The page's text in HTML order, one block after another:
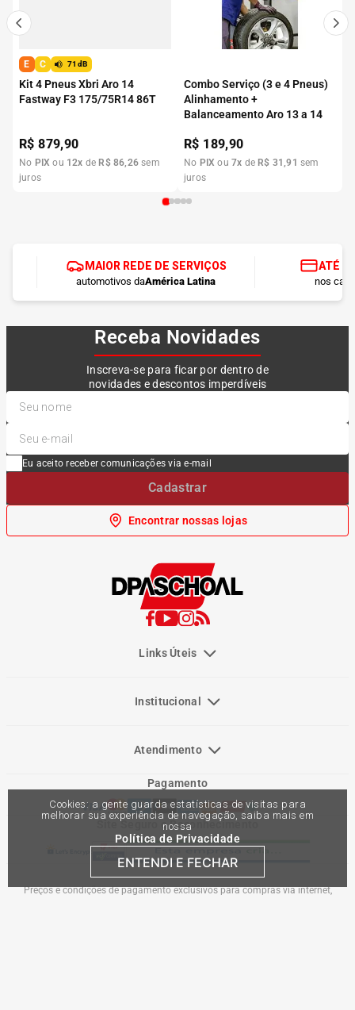
Cookies: a gente guarda estatísticas de visitas para
melhorar sua experiência de navegação, saiba mais em
nossa
Política de Privacidade
ENTENDI E FECHAR
E C 71dB
Kit 4 Pneus Xbri Aro 14
Fastway F3 175/75R14 86T
R$879,90
No PIX ou 12x de R$ 86,26 sem
juros
Combo Serviço (3 e 4 Pneus)
Alinhamento +
Balanceamento Aro 13 a 14
R$ 189,90
No PIX ou7x de R$ 31 ,91 sem
juros
MAIOR REDE DE SERVIÇOS
automotivos daAmérica Latina
ATÉ
nos
Receba Novidades
Inscreva-se para ficar por dentro de
novidades e descontos imperdíveis
Eu aceito receber comunicações via e-mail
Cadastrar
Encontrar nossas lojas
Links Úteis
Institucional
Atendimento
Pagamento
Site Seguro e Reconhecimento
Preços e condições de pagamento exclusivos para compras via internet,